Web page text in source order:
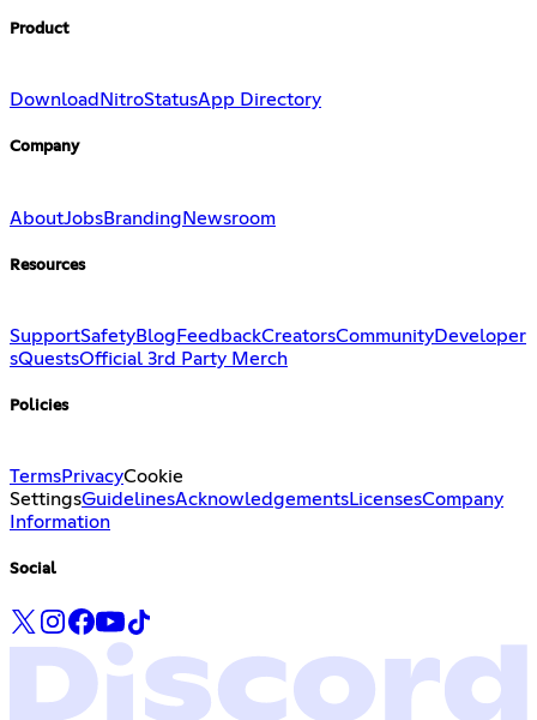
Product
Download NitroStatusApp Directory
Company
AboutJobsBranding Newsroom
Resources
SupportSafetyBlog FeedbackCreatorsCommunityDeveloper
sQuestsOfficial 3rd Party Merch
Policies
TermsPrivacyCookie
SettingsGuidelinesAcknowledgementsLicensesCompany
Information
Social